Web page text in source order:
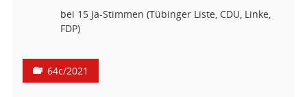
bei 15 Ja-Stimmen (Tübinger Liste, CDU, Linke,
FDP)
64c/2021